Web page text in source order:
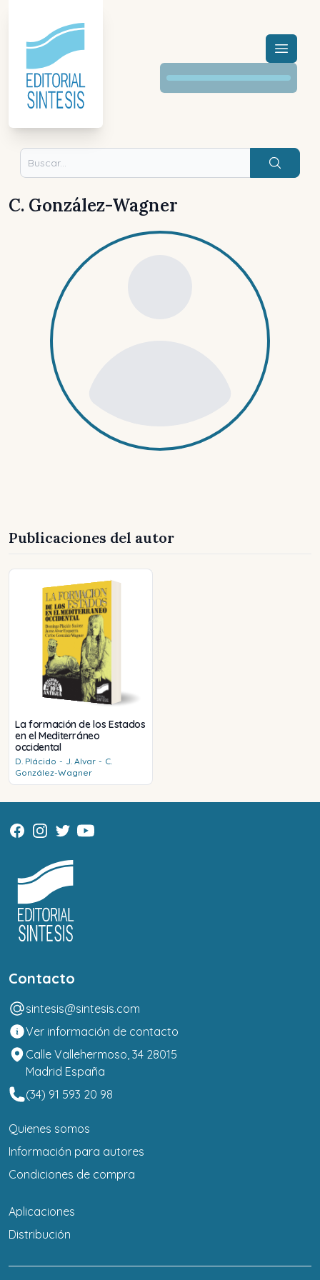
Menú
Buscar
C. González-Wagner
Publicaciones del autor
La formación de los Estados
en el Mediterráneo
occidental
D. Plácido - J. Alvar - C.
González-Wagner
Contacto
sintesis@sintesis.com
Ver información de contacto
Calle Vallehermoso, 34 28015
Madrid España
(34) 91 593 20 98
Quienes somos
Información para autores
Condiciones de compra
Aplicaciones
Distribución